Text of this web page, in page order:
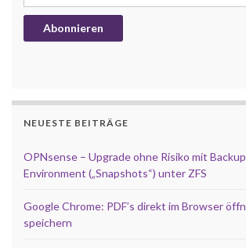
Abonnieren
NEUESTE BEITRÄGE
OPNsense – Upgrade ohne Risiko mit
Environment („Snapshots“) unter ZFS
Google Chrome: PDF’s direkt im Browser
speichern